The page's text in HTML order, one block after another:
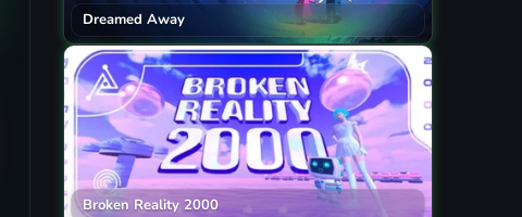
Dreamed Away
Broken Reality 2000